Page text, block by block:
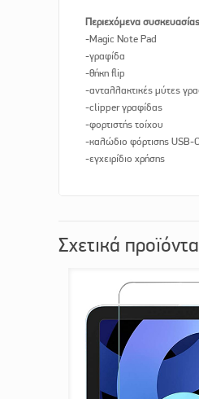
Περιεχόμενα συσκευασίας
-Magic Note Pad
-γραφίδα
-θήκη flip
-ανταλλακτικές μύτες
-clipper γραφίδας
-φορτιστής τοίχου
-καλώδιο φόρτισης USB-C
-εγχειρίδιο χρήσης
Σχετικά προϊόντα